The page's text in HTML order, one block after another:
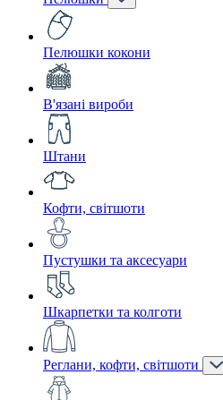
Пелюшки кокони
В'язані вироби
Штани
Кофти, світшоти
Пустушки та аксесуари
Шкарпетки та колготи
Реглани, кофти, світшоти